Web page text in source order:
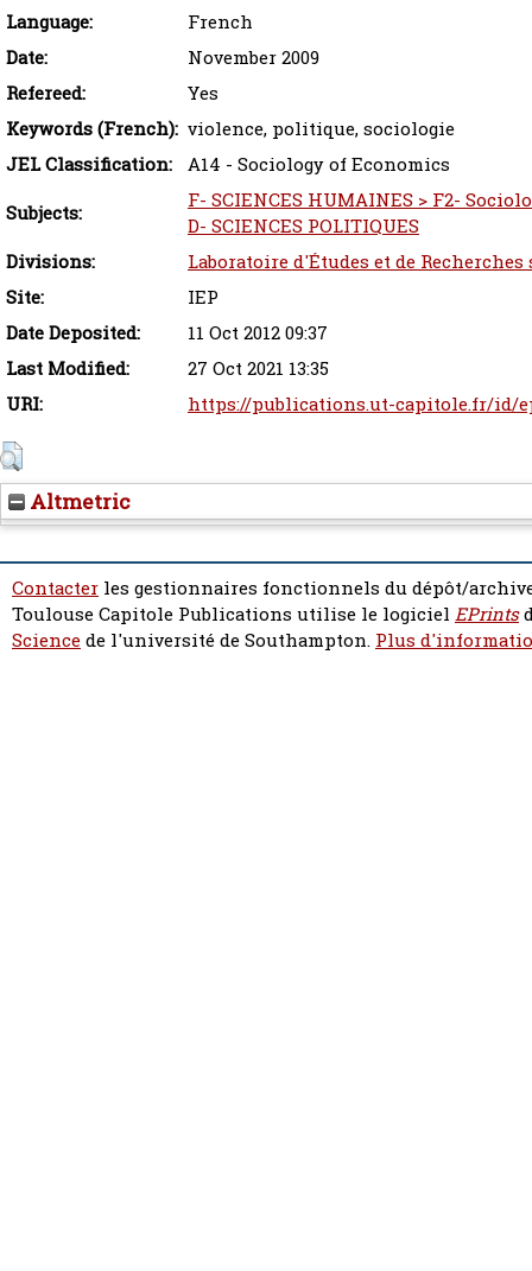
Language:
French
Date:
November 2009
Refereed:
Yes
Keywords (French): violence, politique, sociologie
JEL Classification:
A14 - Sociology of Economics
Subjects:
F- SCIENCES HUMAINES > F2-
D- SCIENCES POLITIQUES
Divisions:
Laboratoire d'Études et de
Site:
IEP
Date Deposited:
11 Oct 2012 09:37
Last Modified:
27 Oct 2021 13:35
URI:
https://publications.ut-capitole.fr/id/
Altmetric
Contacter les gestionnaires fonctionnels du dépôt/
Toulouse Capitole Publications utilise le logiciel EPrints
Sciencede l'université de Southampton. Plus